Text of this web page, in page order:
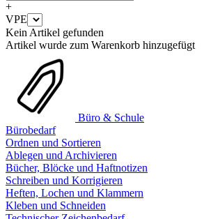
+
VPE
Kein Artikel gefunden
Artikel wurde zum Warenkorb hinzugefügt
Büro & Schule
Bürobedarf
Ordnen und Sortieren
Ablegen und Archivieren
Bücher, Blöcke und Haftnotizen
Schreiben und Korrigieren
Heften, Lochen und Klammern
Kleben und Schneiden